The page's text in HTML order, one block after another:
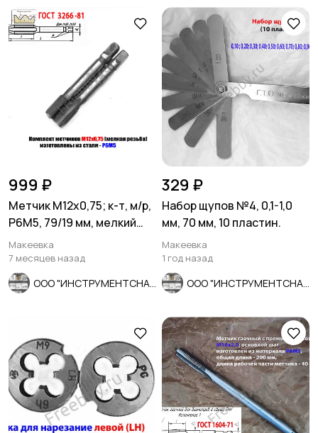
999 ₽
Метчик М12х0,75; к-т, м/р,
Р6М5, 79/19 мм, мелкий
шаг, шлиф, СССР.
Макеевка
7 месяцев назад
329 ₽
Набор щупов №4, 0,1-1,0
мм, 70 мм, 10 пластин.
Макеевка
1 год назад